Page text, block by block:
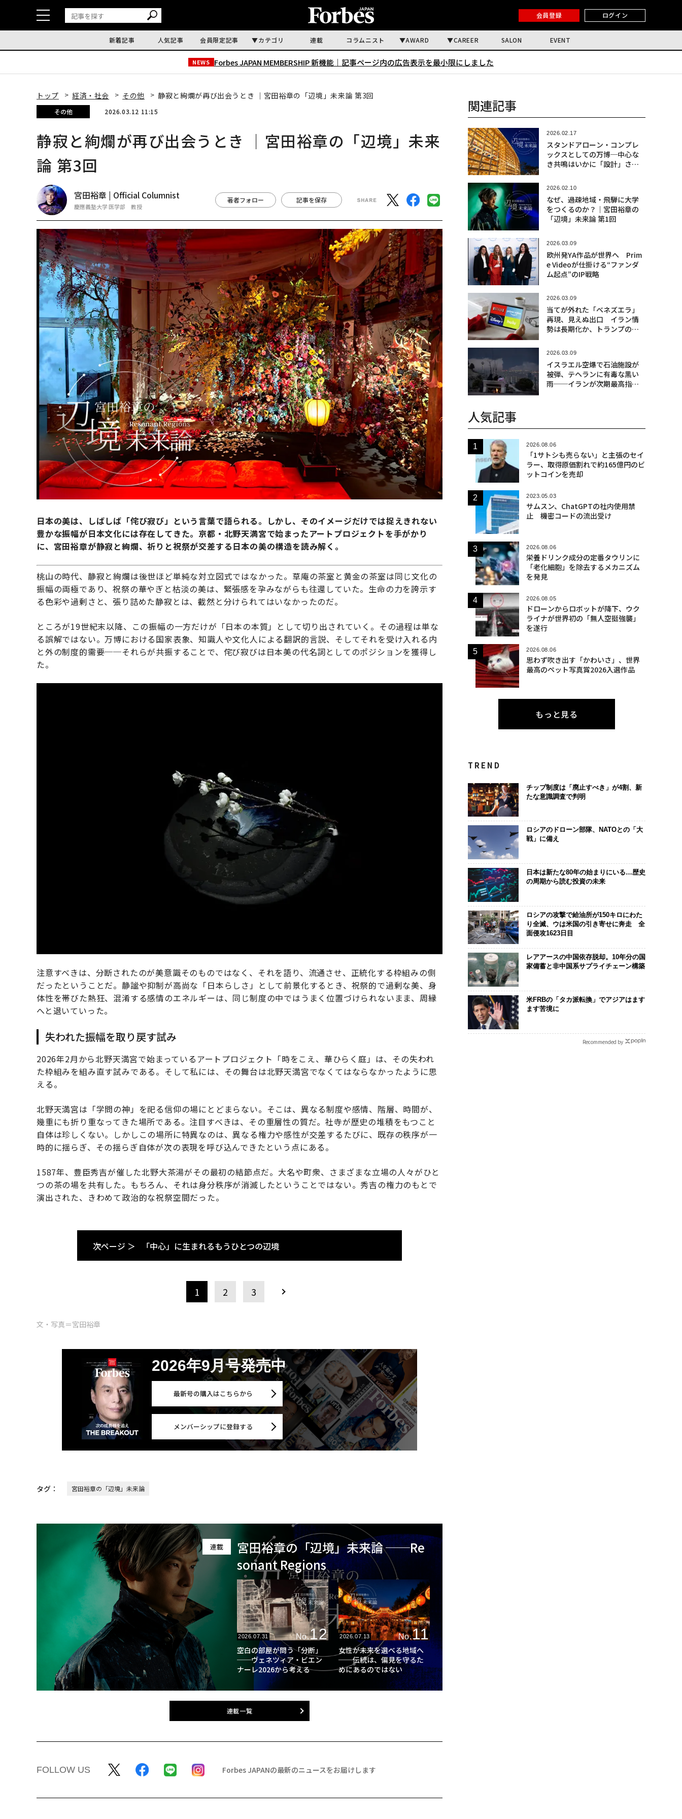
会員登録 ログイン
新着記事 人気記事 会員限定記事 カテゴリ 連載 コラムニスト AWARD CAREER SALON EVENT
NEWS Forbes JAPAN MEMBERSHIP 新機能｜ 記事ページ内の広告表示を最小限にしました
トップ 経済・社会 その他 静寂と絢爛が再び出会うとき ｜宮田裕章の「辺境」未来論 第3回
その他 2026.03.12 11:15
静寂と絢爛が再び出会うとき ｜宮田裕章の「辺境」未来
論 第3回
宮田裕章 | Official Columnist
慶應義塾大学 医学部 教授
著者フォロー 記事を保存
日本の美は、しばしば「侘び寂び」という言葉で語られる。しかし、そのイメージだけでは捉えきれない
豊かな振幅が日本文化には存在してきた。京都・北野天満宮で始まったアートプロジェクトを手がかり
に、宮田裕章が静寂と絢爛、祈りと祝祭が交差する日本の美の構造を読み解く。
桃山の時代、静寂と絢爛は後世ほど単純な対立図式ではなかった。草庵の茶室と黄金の茶室は同じ文化の
振幅の両極であり、祝祭の華やぎと枯淡の美は、緊張感を孕みながらも往還していた。生命の力を誇示す
る色彩や過剰さと、張り詰めた静寂とは、截然と分けられてはいなかったのだ。
ところが19世紀末以降、この振幅の一方だけが「日本の本質」として切り出されていく。その過程は単な
る誤解ではない。万博における国家表象、知識人や文化人による翻訳的言説、そしてそれを受け入れる内
と外の制度的需要──それらが共振することで、侘び寂びは日本美の代名詞としてのポジションを獲得し
た。
注意すべきは、分断されたのが美意識そのものではなく、それを語り、流通させ、正統化する枠組みの側
だったということだ。静謐や抑制が高尚な「日本らしさ」として前景化するとき、祝祭的で過剰な美、身
体性を帯びた熱狂、混淆する感情のエネルギーは、同じ制度の中ではうまく位置づけられないまま、周縁
へと退いていった。
失われた振幅を取り戻す試み
2026年2月から北野天満宮で始まっているアートプロジェクト「時をこえ、華ひらく庭」は、その失われ
た枠組みを組み直す試みである。そして私には、その舞台は北野天満宮でなくてはならなかったように思
える。
北野天満宮は「学問の神」を祀る信仰の場にとどまらない。そこは、異なる制度や感情、階層、時間が、
幾重にも折り重なってきた場所である。注目すべきは、その重層性の質だ。社寺が歴史の堆積をもつこと
自体は珍しくない。しかしこの場所に特異なのは、異なる権力や感性が交差するたびに、既存の秩序が一
時的に揺らぎ、その揺らぎ自体が次の表現を呼び込んできたという点にある。
1587年、豊臣秀吉が催した北野大茶湯がその最初の結節点だ。大名や町衆、さまざまな立場の人々がひと
つの茶の場を共有した。もちろん、それは身分秩序が消滅したということではない。秀吉の権力のもとで
演出された、きわめて政治的な祝祭空間だった。
次ページ ＞ 「中心」に生まれるもうひとつの辺境
1 2 3
文・写真＝宮田裕章
2026年9月号発売中
最新号の購入はこちらから
メンバーシップに登録する
タグ： 宮田裕章の「辺境」未来論
連載
宮田裕章の「辺境」未来論 ──Re
sonant Regions
2026.07.31 No.12
空白の部屋が問う「分断」
──ヴェネツィア・ビエン
ナーレ2026から考える
2026.07.13 No.11
女性が未来を選べる地域へ
──伝統は、偏見を守るた
めにあるのではない
連載一覧
FOLLOW US Forbes JAPANの最新のニュースをお届けします
関連記事
2026.02.17
スタンドアローン・コンプレ
ックスとしての万博─中心な
き共鳴はいかに「設計」され
未来論 第2回
2026.02.10
なぜ、過疎地域・飛騨に大学
をつくるのか？｜宮田裕章の
「辺境」未来論 第1回
2026.03.09
欧州発YA作品が世界へ Prim
e Videoが仕掛ける“ファンダ
ム起点”のIP戦略
2026.03.09
当てが外れた「ベネズエラ」
再現、見えぬ出口 イラン情
勢は長期化か、トランプの描
2026.03.09
イスラエル空爆で石油施設が
被弾、テヘランに有毒な黒い
雨──イランが次期最高指導
人気記事
2026.08.06
「1サトシも売らない」と主張のセイ
ラー、取得原価割れで約165億円のビ
ットコインを売却
2023.05.03
サムスン、ChatGPTの社内使用禁
止 機密コードの流出受け
2026.08.06
栄養ドリンク成分の定番タウリンに
「老化細胞」を除去するメカニズム
を発見
2026.08.05
ドローンからロボットが降下、ウク
ライナが世界初の「無人空挺強襲」
を遂行
2026.08.06
思わず吹き出す「かわいさ」、世界
最高のペット写真賞2026入選作品
もっと見る
TREND
チップ制度は「廃止すべき」が4割、新
たな意識調査で判明
ロシアのドローン部隊、NATOとの「大
戦」に備え
日本は新たな80年の始まりにいる…歴史
の周期から読む投資の未来
ロシアの攻撃で給油所が150キロにわた
り全滅、ウは米国の引き寄せに奔走 全
面侵攻1623日目
レアアースの中国依存脱却。10年分の国
家備蓄と非中国系サプライチェーン構築
米FRBの「タカ派転換」でアジアはます
ます苦境に
Recommended by